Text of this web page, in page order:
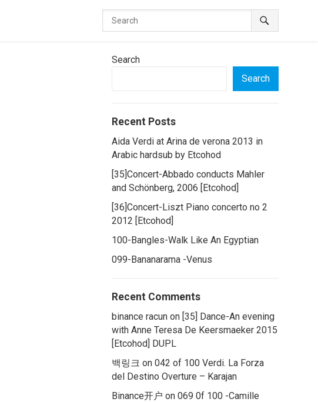
Search
Search
Recent Posts
Aida Verdi at Arina de verona 2013 in
Arabic hardsub by Etcohod
[35]Concert-Abbado conducts Mahler
and Schönberg, 2006 [Etcohod]
[36]Concert-Liszt Piano concerto no 2
2012 [Etcohod]
100-Bangles-Walk Like An Egyptian
099-Bananarama -Venus
Recent Comments
binance racunon [35] Dance-An evening
with Anne Teresa De Keersmaeker 2015
[Etcohod] DUPL
백링크 on 042 of 100 Verdi. La Forza
del Destino Overture – Karajan
Binance开户 on 069 0f 100 -Camille